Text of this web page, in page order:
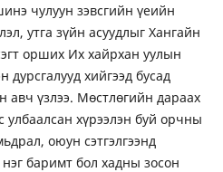
чулуун зэвсгийн үеийн
утга зүйн асуудлыг Хангайн
орших Их хайрхан уулын
хийгээд бусад
авч үзлээ. Мөстлөгийн дараах
улбаалсан хүрээлэн буй орчны
оюун сэтгэлгээнд
баримт бол хадны зосон